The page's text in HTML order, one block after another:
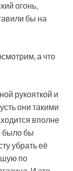
огонь,
бы на
а что
рукояткой и
они такими
вполне
было бы
убрать её
по